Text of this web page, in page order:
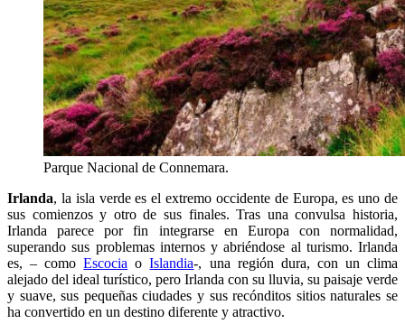
Parque Nacional de Connemara.
Irlanda, la isla verde es el extremo occidente de Europa, es uno de
sus comienzos y otro de sus finales. Tras una convulsa historia,
Irlanda parece por fin integrarse en Europa con normalidad,
superando sus problemas internos y abriéndose al turismo. Irlanda
es, – comoEscocia oIslandia-, una región dura, con un clima
alejado del ideal turístico, pero Irlanda con su lluvia, su paisaje verde
y suave, sus pequeñas ciudades y sus recónditos sitios naturales se
ha convertido en un destino diferente y atractivo.